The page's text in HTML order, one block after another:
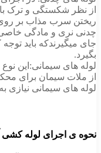
از نظر شکستگی و ترک
ریختن سرب مذاب بر روی
چدنی نری و مادگی خاصی
جای میگیرندکه باید
بگیرد.
لوله های سیمانی:این
از ملات سیمان برای
لوله های سیمانی نیازی
نحوه ی اجرای لوله